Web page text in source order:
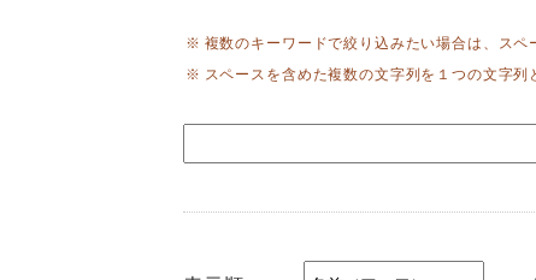
複数のキーワードで絞り込みたい場合は、スペ
スペースを含めた複数の文字列を１つの文字